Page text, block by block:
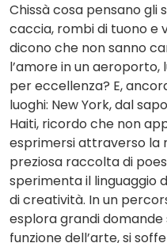
Chissà cosa pensano gli
caccia, rombi di tuono e
dicono che non sanno
l’amore in un
per eccellenza? E,
luoghi: New York, dal
Haiti, ricordo che non
esprimersi attraverso la
preziosa raccolta di
sperimenta il linguaggio
di creatività. In un
esplora grandi
funzione dell’arte, si